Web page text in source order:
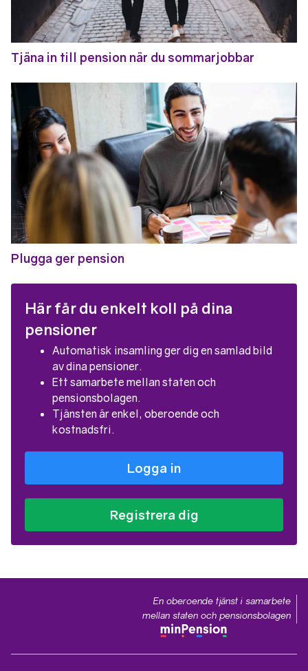
Tjäna in till pension när du sommarjobbar
Plugga ger pension
Här får du enkelt koll på dina
pensioner
Automatisk insamling ger dig en samlad bild
av dina pensioner.
Ett samarbete mellan staten och
pensionsbolagen.
Tjänsten är enkel, oberoende och
kostnadsfri.
Logga in
Registrera dig
En oberoende tjänst i samarbete
mellan staten och pensionsbolagen